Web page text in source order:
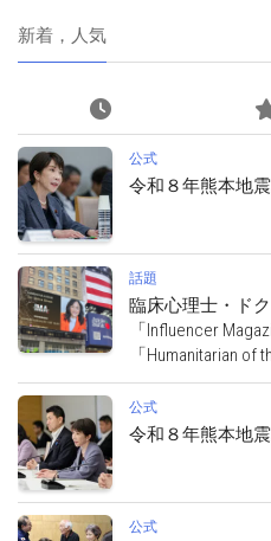
新着，人気
公式
令和８年熊本地
話題
臨床心理士・ド
「Influencer
「Humanitarian of
公式
令和８年熊本地
公式